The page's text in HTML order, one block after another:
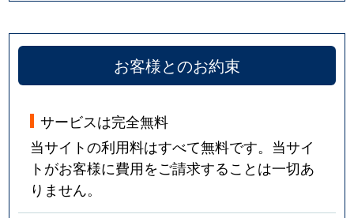
お客様とのお約束
サービスは完全無料
当サイトの利用料はすべて無料です。当サイ
トがお客様に費用をご請求することは一切あ
りません。